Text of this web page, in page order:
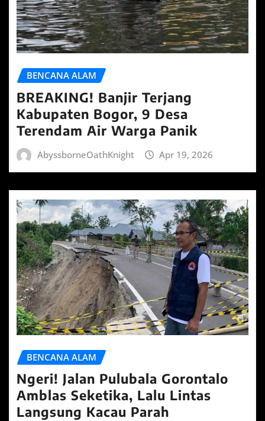
BENCANA ALAM
BREAKING! Banjir Terjang
Kabupaten Bogor, 9 Desa
Terendam Air Warga Panik
AbyssborneOathKnight Apr 19, 2026
BENCANA ALAM
Ngeri! Jalan Pulubala Gorontalo
Amblas Seketika, Lalu Lintas
Langsung Kacau Parah